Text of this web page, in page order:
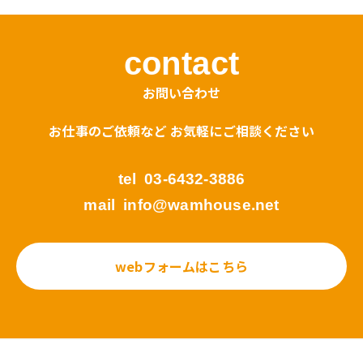
contact
お問い合わせ
お仕事のご依頼など お気軽にご相談ください
tel 03-6432-3886
mail info@wamhouse.net
webフォームはこちら